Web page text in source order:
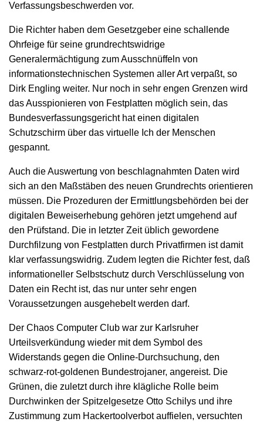
Verfassungsbeschwerden vor.
Die Richter haben dem Gesetzgeber eine schallende
Ohrfeige für seine grundrechtswidrige
Generalermächtigung zum Ausschnüffeln von
informationstechnischen Systemen aller Art verpaßt, so
Dirk Engling weiter. Nur noch in sehr engen Grenzen wird
das Ausspionieren von Festplatten möglich sein, das
Bundesverfassungsgericht hat einen digitalen
Schutzschirm über das virtuelle Ich der Menschen
gespannt.
Auch die Auswertung von beschlagnahmten Daten wird
sich an den Maßstäben des neuen Grundrechts orientieren
müssen. Die Prozeduren der Ermittlungsbehörden bei der
digitalen Beweiserhebung gehören jetzt umgehend auf
den Prüfstand. Die in letzter Zeit üblich gewordene
Durchfilzung von Festplatten durch Privatfirmen ist damit
klar verfassungswidrig. Zudem legten die Richter fest, daß
informationeller Selbstschutz durch Verschlüsselung von
Daten ein Recht ist, das nur unter sehr engen
Voraussetzungen ausgehebelt werden darf.
Der Chaos Computer Club war zur Karlsruher
Urteilsverkündung wieder mit dem Symbol des
Widerstands gegen die Online-Durchsuchung, den
schwarz-rot-goldenen Bundestrojaner, angereist. Die
Grünen, die zuletzt durch ihre klägliche Rolle beim
Durchwinken der Spitzelgesetze Otto Schilys und ihre
Zustimmung zum Hackertoolverbot auffielen, versuchten